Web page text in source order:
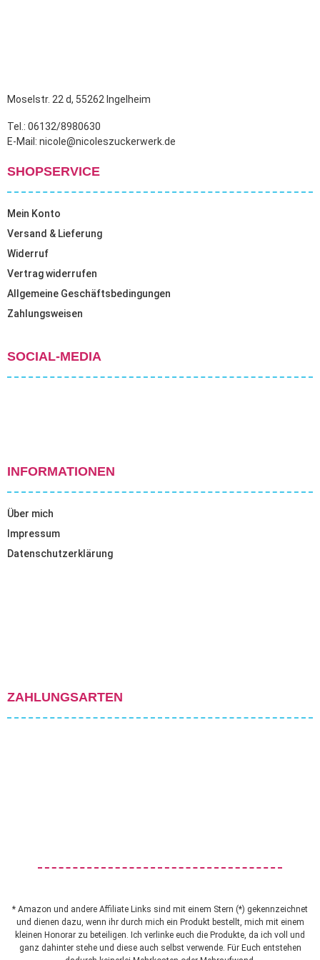
Moselstr. 22 d, 55262 Ingelheim
Tel.: 06132/8980630
E-Mail: nicole@nicoleszuckerwerk.de
SHOPSERVICE
Mein Konto
Versand & Lieferung
Widerruf
Vertrag widerrufen
Allgemeine Geschäftsbedingungen
Zahlungsweisen
SOCIAL-MEDIA
INFORMATIONEN
Über mich
Impressum
Datenschutzerklärung
ZAHLUNGSARTEN
* Amazon und andere Affiliate Links sind mit einem Stern (*) gekennzeichnet
und dienen dazu, wenn ihr durch mich ein Produkt bestellt, mich mit einem
kleinen Honorar zu beteiligen. Ich verlinke euch die Produkte, da ich voll und
ganz dahinter stehe und diese auch selbst verwende. Für Euch entstehen